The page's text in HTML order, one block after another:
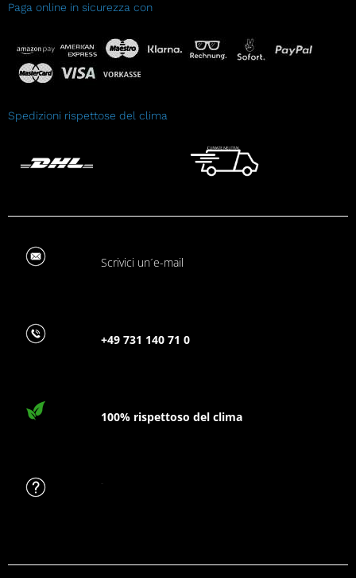
Paga online in sicurezza con
Spedizioni rispettose del clima
Scrivici un´e-mail
+49 731 140 71 0
100% rispettoso del clima